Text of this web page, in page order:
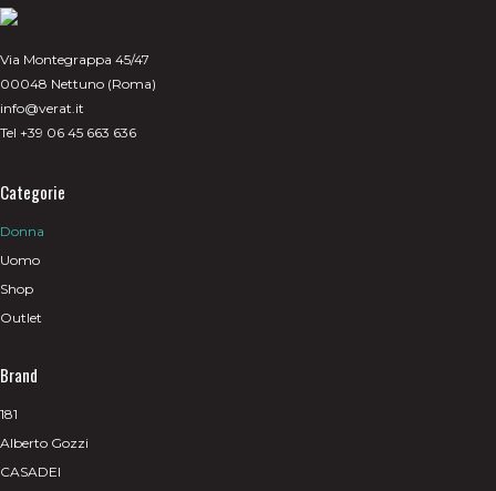
Via Montegrappa 45/47
00048 Nettuno (Roma)
info@verat.it
Tel +39 06 45 663 636
Categorie
Donna
Uomo
Shop
Outlet
Brand
181
Alberto Gozzi
CASADEI